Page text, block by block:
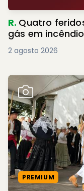
R. Quatro
gás em
2 agosto 2026
PREMIUM